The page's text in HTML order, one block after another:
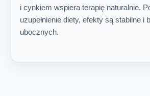
i cynkiem wspiera terapię naturalnie.
uzupełnienie diety, efekty są stabilne i
ubocznych.